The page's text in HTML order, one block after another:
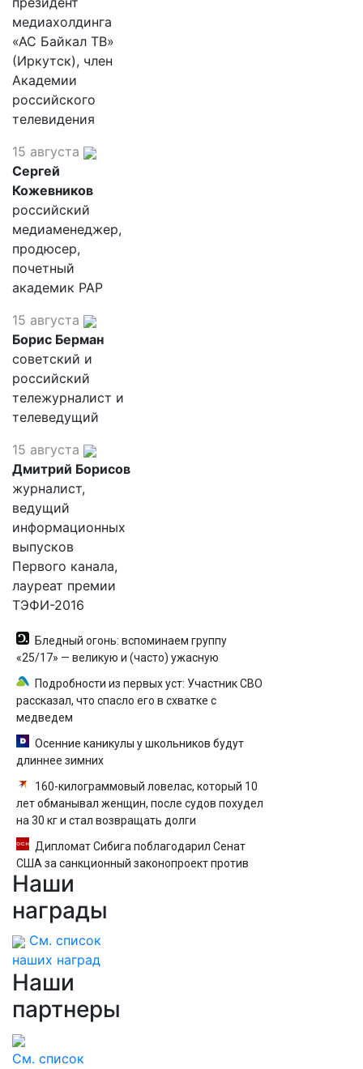
медиахолдинга
«АС Байкал ТВ»
(Иркутск), член
Академии
российского
телевидения
15 августа
Сергей
Кожевников
российский
медиаменеджер,
продюсер,
почетный
академик РАР
15 августа
Борис Берман
советский и
российский
тележурналист и
телеведущий
15 августа
Дмитрий Борисов
журналист,
ведущий
информационных
выпусков
Первого канала,
лауреат премии
ТЭФИ-2016
Бледный огонь: вспоминаем группу
«25/17» — великую и (часто) ужасную
Подробности из первых уст: Участник СВО
рассказал, что спасло его в схватке с
медведем
Осенние каникулы у школьников будут
длиннее зимних
160-килограммовый ловелас, который 10
лет обманывал женщин, после судов похудел
на 30 кг и стал возвращать долги
Дипломат Сибига поблагодарил Сенат
США за санкционный законопроект против
России
Наши
награды
См. список
наших наград
Наши
партнеры
См. список